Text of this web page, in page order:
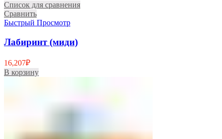
Список для сравнения
Сравнить
Быстрый Просмотр
Лабиринт (миди)
16,207₽
В корзину